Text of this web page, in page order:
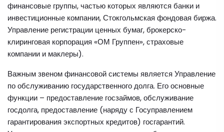
финансовые группы, частью которых являются банки и
инвестиционные компании, Стокгольмская фондовая биржа.
Управление регистрации ценных бумаг, брокерско-
клиринговая корпорация «ОМ Группен», страховые
компании и маклеры).
Важным звеном финансовой системы является Управление
по обслуживанию государственного долга. Его основные
функции – предоставление госзаймов, обслуживание
госдолга, предоставление (наряду с Госуправлением
гарантирования экспортных кредитов) госгарантий.